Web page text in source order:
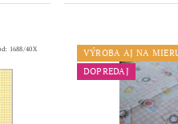
1688/40X
VÝROBA AJ NA
DOPREDAJ